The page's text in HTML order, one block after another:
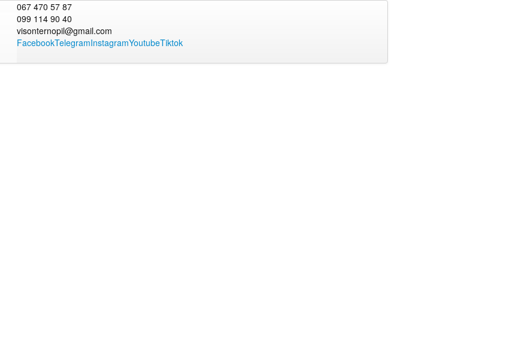
067 470 57 87
099 114 90 40
visonternopil@gmail.com
FacebookTelegramInstagramYoutubeTiktok